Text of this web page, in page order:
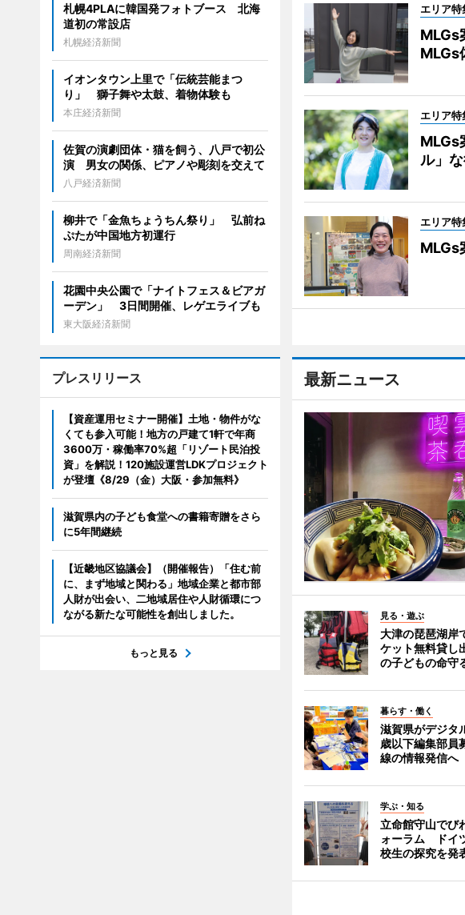
エリア特
MLGs
エリア特
MLGs
ル」
エリア特
MLGs
最新ニュース
見る・遊ぶ
大津の琵琶湖岸
ケット無料貸
の子どもの命守
暮らす・働く
滋賀県がデジタ
歳以下編集部
線の情報発信へ
学ぶ・知る
立命館守山でび
ォーラム ドイ
校生の探究を発
札幌4PLAに韓国発フォトブース 北海
道初の常設店
札幌経済新聞
イオンタウン上里で「伝統芸能まつ
り」 獅子舞や太鼓、着物体験も
本庄経済新聞
佐賀の演劇団体・猫を飼う、八戸で初公
演 男女の関係、ピアノや彫刻を交えて
八戸経済新聞
柳井で「金魚ちょうちん祭り」 弘前ね
ぷたが中国地方初運行
周南経済新聞
花園中央公園で「ナイトフェス＆ビアガ
ーデン」 3日間開催、レゲエライブも
東大阪経済新聞
プレスリリース
【資産運用セミナー開催】土地・物件がな
くても参入可能！地方の戸建て1軒で年商
3600万・稼働率70%超「リゾート民泊投
資」を解説！120施設運営LDKプロジェクト
が登壇《8/29（金）大阪・参加無料》
滋賀県内の子ども食堂への書籍寄贈をさら
に5年間継続
【近畿地区協議会】（開催報告）「住む前
に、まず地域と関わる」地域企業と都市部
人財が出会い、二地域居住や人財循環につ
ながる新たな可能性を創出しました。
もっと見る